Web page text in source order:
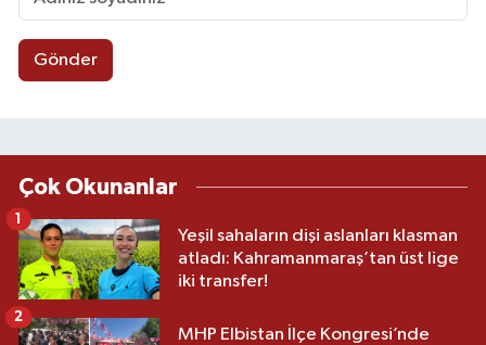
Gönder
Çok Okunanlar
Yeşil sahaların dişi aslanları klasman
atladı: Kahramanmaraş’tan üst lige
iki transfer!
1
MHP Elbistan İlçe Kongresi’nde
2